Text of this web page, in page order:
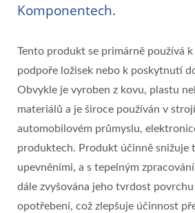
Komponentech.
Tento produkt se primárně používá
podpoře ložisek nebo k poskytnutí
Obvykle je vyroben z kovu, plastu
materiálů a je široce používán v
automobilovém průmyslu,
produktech. Produkt účinně snižuje
upevněními, a s tepelným
dále zvyšována jeho tvrdost
opotřebení, což zlepšuje účinnost